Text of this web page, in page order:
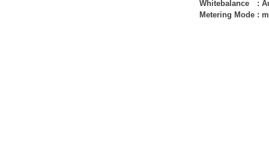
Whitebalance
:
Metering Mode :